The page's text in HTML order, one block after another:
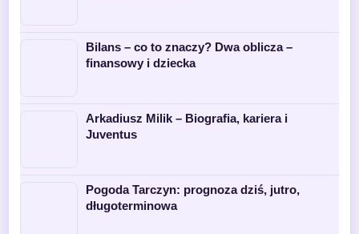
Bilans – co to znaczy? Dwa oblicza –
finansowy i dziecka
Arkadiusz Milik – Biografia, kariera i
Juventus
Pogoda Tarczyn: prognoza dziś, jutro,
długoterminowa